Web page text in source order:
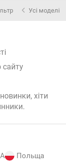
Усі моделі
хіти
.
Польща